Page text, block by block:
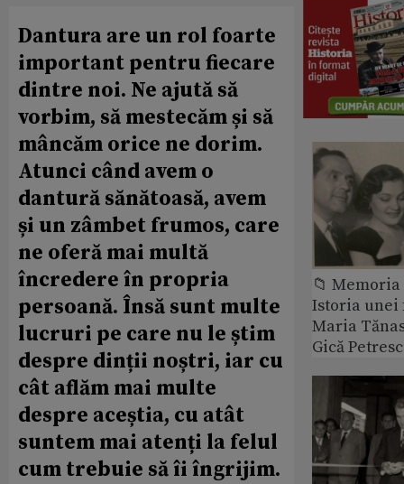
Dantura are un rol foarte
important pentru fiecare
dintre noi. Ne ajută să
vorbim, să mestecăm și să
mâncăm orice ne dorim.
Atunci când avem o
dantură sănătoasă, avem
și un zâmbet frumos, care
ne oferă mai multă
încredere în propria
persoană. Însă sunt multe
lucruri pe care nu le știm
despre dinții noștri, iar cu
cât aflăm mai multe
despre aceștia, cu atât
suntem mai atenți la felul
cum trebuie să îi îngrijim.
📁
Istoria
Maria
Gică